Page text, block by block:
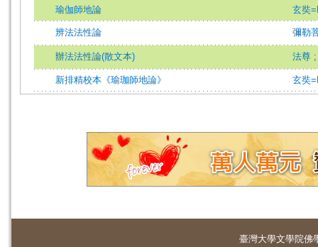
瑜伽師地論 玄奘
辨法法性論 彌勒
辦法法性論(散文本) 法尊
新排精校本《瑜珈師地論》 玄奘
臺灣大學文學院佛